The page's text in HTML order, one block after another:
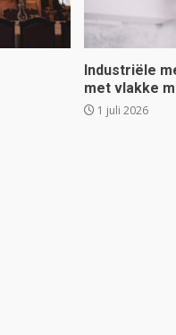
Industriële
met vlakke
1 juli 2026